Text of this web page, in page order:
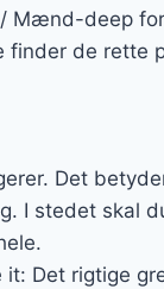
Mænd-deep
finder de rette
Det
I stedet skal
Det rigtige